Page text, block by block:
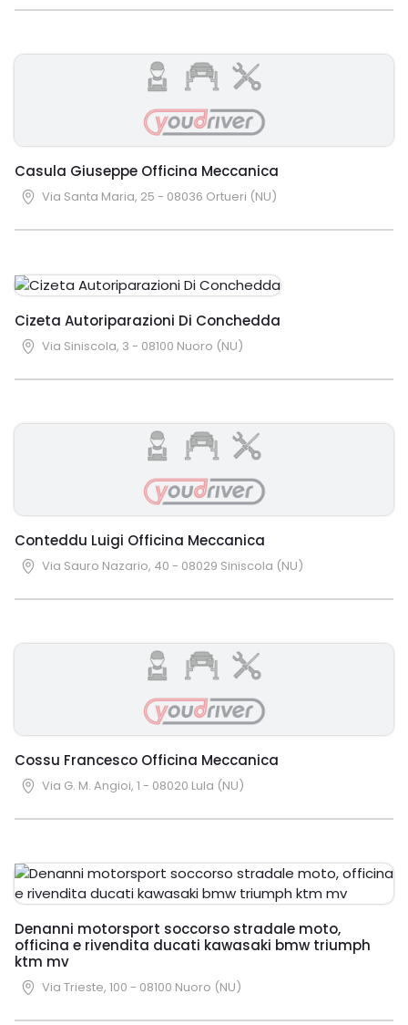
Casula Giuseppe Officina Meccanica
Via Santa Maria, 25 - 08036 Ortueri (NU)
Cizeta Autoriparazioni Di Conchedda
Via Siniscola, 3 - 08100 Nuoro (NU)
Conteddu Luigi Officina Meccanica
Via Sauro Nazario, 40 - 08029 Siniscola (NU)
Cossu Francesco Officina Meccanica
Via G. M. Angioi, 1 - 08020 Lula (NU)
Denanni motorsport soccorso stradale moto,
officina e rivendita ducati kawasaki bmw triumph
ktm mv
Via Trieste, 100 - 08100 Nuoro (NU)